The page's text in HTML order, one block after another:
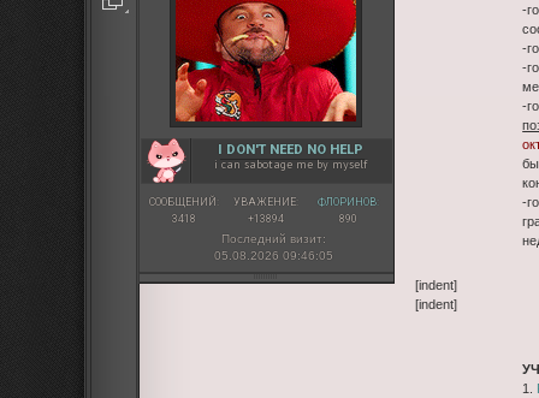
I DON'T NEED NO HELP
i can sabotage me by myself
СООБЩЕНИЙ:
3418
УВАЖЕНИЕ:
+13894
ФЛОРИНОВ:
890
Последний визит:
05.08.2026 09:46:05
-
-
-
-
-
[indent]
[indent]
1.